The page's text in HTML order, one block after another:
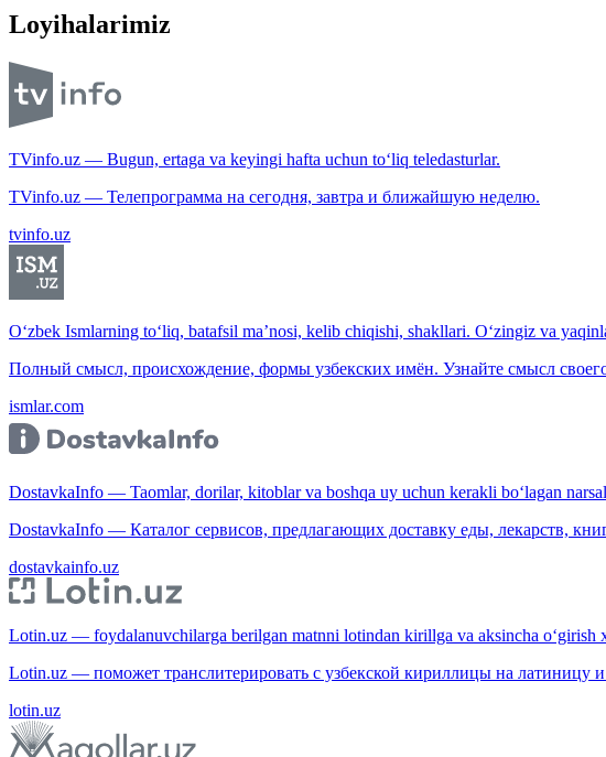
Loyihalarimiz
TVinfo.uz — Bugun, ertaga va keyingi hafta uchun to‘liq teledasturlar.
TVinfo.uz — Телепрограмма на сегодня, завтра и ближайшую неделю.
tvinfo.uz
O‘zbek Ismlarning to‘liq, batafsil ma’nosi, kelib chiqishi, shakllari. O‘zingiz va
Полный смысл, происхождение, формы узбекских имён. Узнайте смысл
ismlar.com
DostavkaInfo — Taomlar, dorilar, kitoblar va boshqa uy uchun kerakli bo‘lagan
DostavkaInfo — Каталог сервисов, предлагающих доставку еды, лекарств,
dostavkainfo.uz
Lotin.uz — foydalanuvchilarga berilgan matnni lotindan kirillga va aksincha o‘girish
Lotin.uz — поможет транслитерировать с узбекской кириллицы на латиницу
lotin.uz